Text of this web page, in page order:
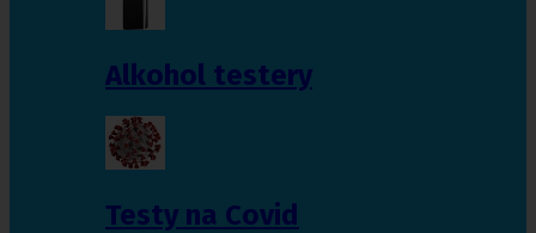
Alkohol testery
Testy na Covid